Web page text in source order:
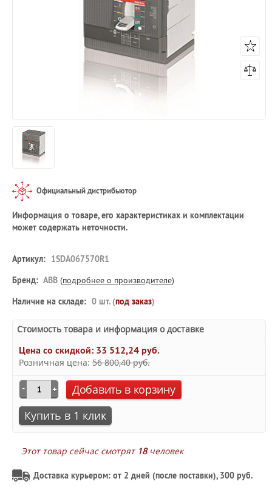
Официальный дистрибьютор
Информация о товаре, его характеристиках и комплектации
может содержать неточности.
Артикул: 1SDA067570R1
Бренд: ABB (подробнее о производителе)
Наличие на складе: 0 шт. (под заказ)
Стоимость товара и информация о доставке
Цена со скидкой: 33 512,24 руб.
Розничная цена: 56 800,40 руб.
Добавить в корзину
Купить в 1 клик
Этот товар сейчас смотрят 18человек
Доставка курьером: от 2 дней (после поставки), 300 руб.